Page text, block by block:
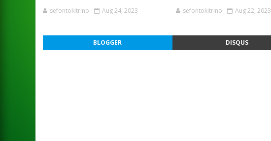
sefontokitrino Aug 24, 2023 sefontokitrino Aug 22, 2023
BLOGGER DISQUS